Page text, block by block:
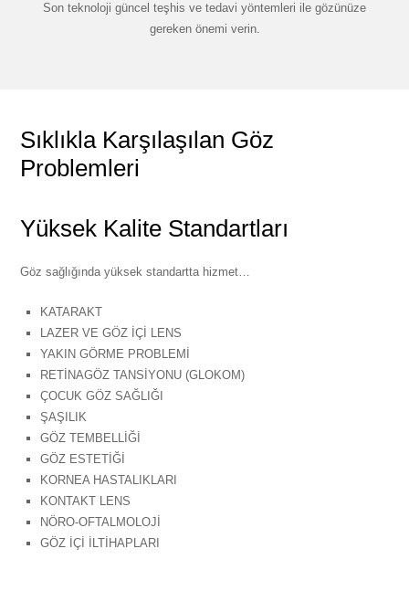
Son teknoloji güncel teşhis ve tedavi yöntemleri ile gözünüze
gereken önemi verin.
Sıklıkla Karşılaşılan Göz
Problemleri
Yüksek Kalite Standartları
Göz sağlığında yüksek standartta hizmet…
KATARAKT
LAZER VE GÖZ İÇİ LENS
YAKIN GÖRME PROBLEMİ
RETİNAGÖZ TANSİYONU (GLOKOM)
ÇOCUK GÖZ SAĞLIĞI
ŞAŞILIK
GÖZ TEMBELLİĞİ
GÖZ ESTETİĞİ
KORNEA HASTALIKLARI
KONTAKT LENS
NÖRO-OFTALMOLOJİ
GÖZ İÇİ İLTİHAPLARI